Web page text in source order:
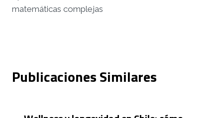
matemáticas complejas
Publicaciones Similares